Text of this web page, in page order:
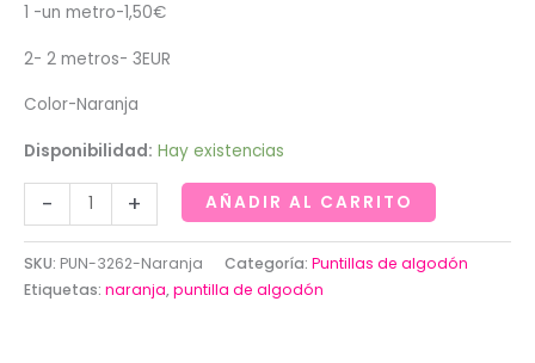
1 -un metro-1,50€
2- 2 metros- 3EUR
Color-Naranja
Disponibilidad: Hay existencias
-
naranja
de
algodón
+ AÑADIR AL CARRITO
SKU: PUN-3262-Naranja Categoría: Puntillas de algodón
Etiquetas: naranja,puntilla de algodón